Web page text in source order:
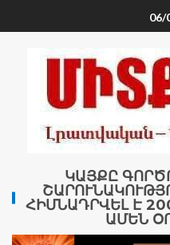
06/
ԿԱՅՔԸ
ՀԻՄՆԱԴՐՎԵԼ Է
ԱՄԵՆ